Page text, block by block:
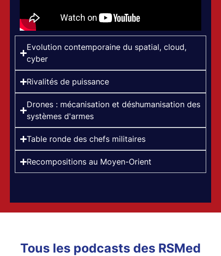
Evolution contemporaine du spatial, cloud,
cyber
Rivalités de puissance
Drones : mécanisation et déshumanisation des
systèmes d'armes
Table ronde des chefs militaires
Recompositions au Moyen-Orient
Tous les podcasts des RSMed